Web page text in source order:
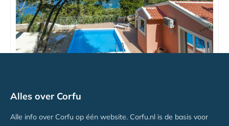
Alles over Corfu
Alle info over Corfu op één website. Corfu.nl is de basis voor